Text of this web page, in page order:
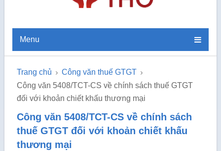
Menu
Trang chủ
Công văn thuế GTGT
Công văn 5408/TCT-CS về chính sách thuế GTGT
đối với khoản chiết khấu thương mại
Công văn 5408/TCT-CS về chính sách
thuế GTGT đối với khoản chiết khấu
thương mại